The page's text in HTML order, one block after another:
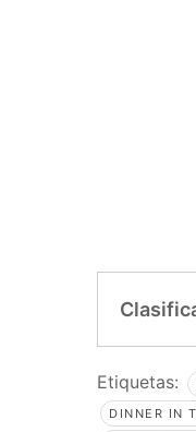
Etiquetas:
DINNER IN